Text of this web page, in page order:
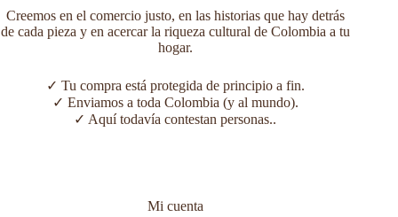
Creemos en el comercio justo, en las historias que hay detrás
de cada pieza y en acercar la riqueza cultural de Colombia a tu
hogar.
✓ Tu compra está protegida de principio a fin.
✓ Enviamos a toda Colombia (y al mundo).
✓ Aquí todavía contestan personas..
Mi cuenta